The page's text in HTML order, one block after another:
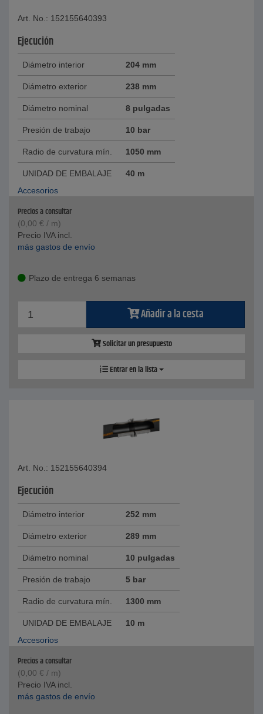
Art. No.: 152155640393
Ejecución
Diámetro interior 204 mm
Diámetro exterior 238 mm
Diámetro nominal 8 pulgadas
Presión de trabajo 10 bar
Radio de curvatura mín. 1050 mm
UNIDAD DE EMBALAJE
40 m
Accesorios
Precios a consultar
(0,00 € / m)
Precio IVA incl.
más gastos de envío
Plazo de entrega 6 semanas
Añadir a la cesta
Solicitar un presupuesto
Entrar en la lista
Art. No.: 152155640394
Ejecución
Diámetro interior 252 mm
Diámetro exterior 289 mm
Diámetro nominal 10 pulgadas
Presión de trabajo 5 bar
Radio de curvatura mín. 1300 mm
UNIDAD DE EMBALAJE
10 m
Accesorios
Precios a consultar
(0,00 € / m)
Precio IVA incl.
más gastos de envío